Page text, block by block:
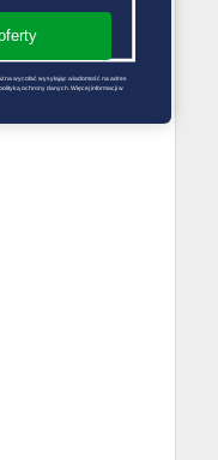
wycofać wysyłając wiadomość na adres
ochrony danych. Więcej informacji w